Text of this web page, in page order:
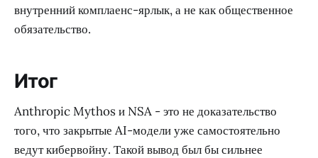
внутренний комплаенс-ярлык, а не как общественное
обязательство.
Итог
Anthropic Mythos и NSA - это не доказательство
того, что закрытые AI-модели уже самостоятельно
ведут кибервойну. Такой вывод был бы сильнее